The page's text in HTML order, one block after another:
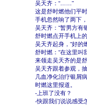
吴天齐：“……”
这是舒时燃他们平
手机忽然响了两下
吴天齐：“暂男方有
舒时燃点开手机上
吴天齐起身，“好的
舒时燃：“在这里叫
来领走吴天齐的是
吴天齐跟着参观，
几血净化治疗银屑
时燃这里报道。
-上班了没有？
-快跟我们说说感受